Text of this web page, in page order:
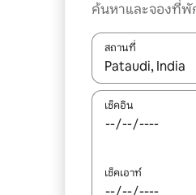
ค้นหาและจองที่พั
สถานที่
ใช้ลูกศรขึ้นลง หรื
เช็คอิน
เช็คเอาท์